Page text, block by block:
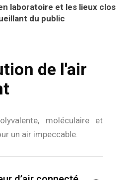
laboratoire et les lieux clos
du public
de l'air
moléculaire et
un air impeccable.